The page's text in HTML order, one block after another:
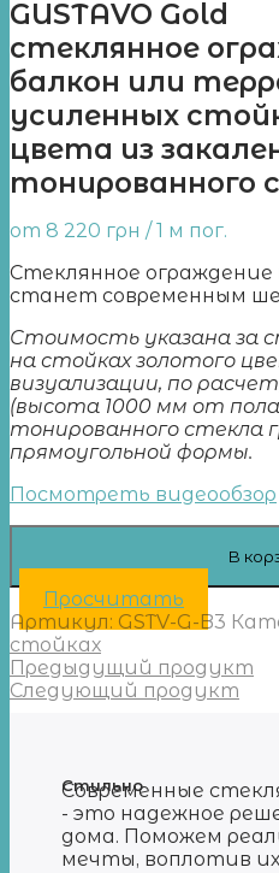
GUSTAVO Gold
стеклянное
балкон или
усиленных
цвета из
тонированного
от 8 220 грн / 1 м пог.
Стеклянное
станет современным
Стоимость указана за
на стойках золотого
визуализации, по
(высота 1000 мм от
тонированного стекла
прямоугольной формы.
Посмотреть видеообзор
В
Просчитать
Артикул: GSTV-G-B3
стойках
Предыдущий продукт
Следующий продукт
Стильно
Современные
- это надежное
дома. Поможем
мечты, воплотив